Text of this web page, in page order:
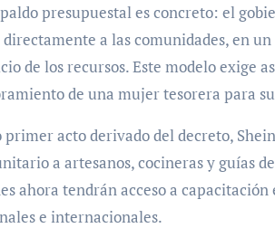
presupuestal es concreto: el
directamente a las comunidades, en
de los recursos. Este modelo exige
de una mujer tesorera para
primer acto derivado del decreto,
a artesanos, cocineras y guías
ahora tendrán acceso a
e internacionales.